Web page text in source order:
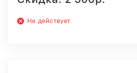
Не действует